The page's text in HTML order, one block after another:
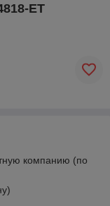
ET
компанию (по